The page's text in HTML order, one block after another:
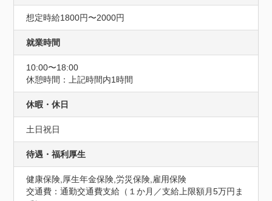
想定時給1800円〜2000円
就業時間
10:00〜18:00
休憩時間：上記時間内1時間
休暇・休日
土日祝日
待遇・福利厚生
健康保険,厚生年金保険,労災保険,雇用保険
交通費：通勤交通費支給（１か月／支給上限額月5万円ま